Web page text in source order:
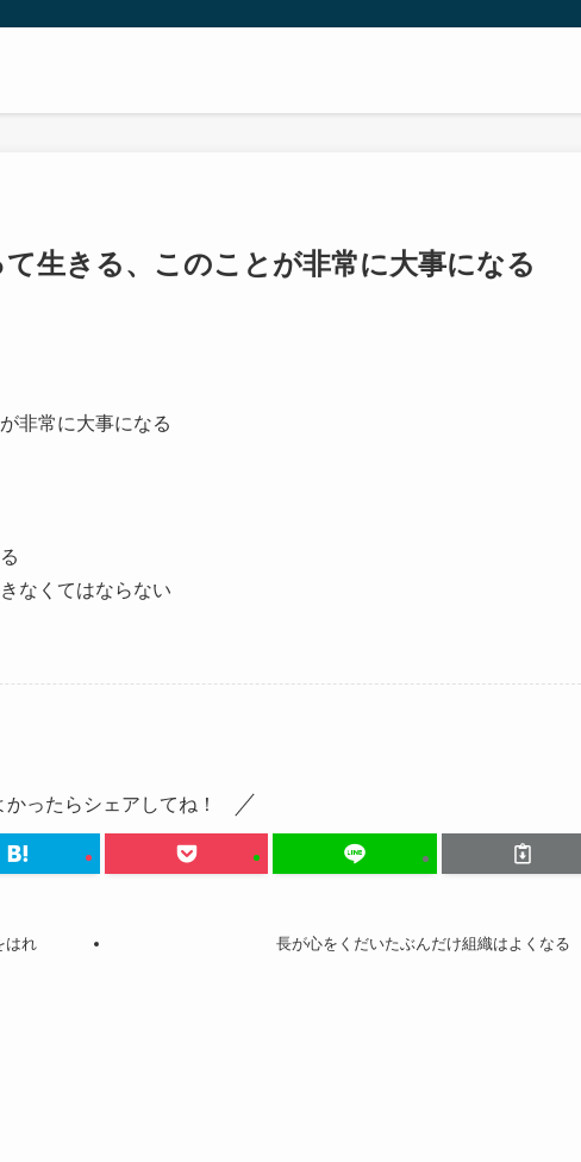
生きる、このことが非常に大事になる
非常に大事になる
なくてはならない
かったらシェアしてね！
はれ 長が心をくだいたぶんだけ組織はよくなる